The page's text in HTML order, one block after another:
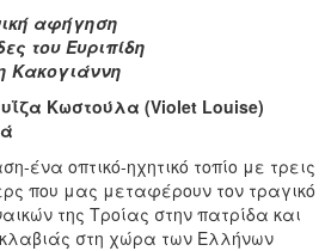
αφήγηση
του Ευριπίδη
Κακογιάννη
Κωστούλα (Violet Louise)
ένα οπτικό-ηχητικό τοπίο με τρεις
που μας μεταφέρουν τον τραγικό
της Τροίας στην πατρίδα και
στη χώρα των Ελλήνων